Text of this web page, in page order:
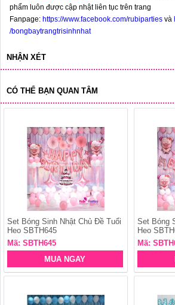
phẩm luôn được cập nhật liên tục trên trang
Fanpage: https://www.facebook.com/rubiparties và
/bongbaytrangtrisinhnhat
NHẬN XÉT
CÓ THỂ BẠN QUAN TÂM
Set Bóng Sinh Nhật Chủ Đề Tuổi
Heo SBTH645
Mã: SBTH645
MUA NGAY
Set Bóng
Heo
Mã: